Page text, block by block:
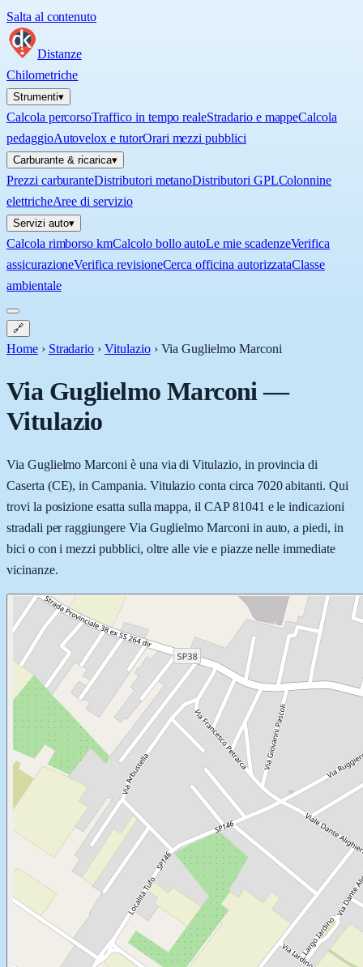
Salta al contenuto
Distanze
Chilometriche
Strumenti▾
Calcola percorsoTraffico in tempo realeStradario e mappeCalcola
pedaggioAutovelox e tutorOrari mezzi pubblici
Carburante & ricarica▾
Prezzi carburanteDistributori metanoDistributori GPLColonnine
elettricheAree di servizio
Servizi auto▾
Calcola rimborso kmCalcolo bollo autoLe mie scadenzeVerifica
assicurazioneVerifica revisioneCerca officina autorizzataClasse
ambientale
🔗
Home › Stradario › Vitulazio › Via Guglielmo Marconi
Via Guglielmo Marconi—
Vitulazio
Via Guglielmo Marconi è una via di Vitulazio, in provincia di
Caserta (CE), in Campania. Vitulazio conta circa 7020 abitanti. Qui
trovi la posizione esatta sulla mappa, il CAP 81041 e le indicazioni
stradali per raggiungere Via Guglielmo Marconi in auto, a piedi, in
bici o con i mezzi pubblici, oltre alle vie e piazze nelle immediate
vicinanze.